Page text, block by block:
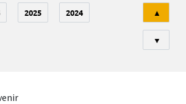
2025 2024 ▲
▼